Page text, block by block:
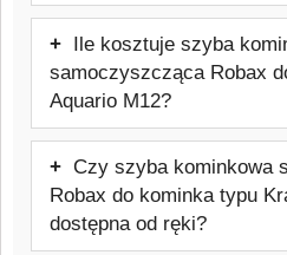
Szyba kominkowa
Robax do kominka typu
M12 ma rozmiar:
Ile kosztuje szyba
samoczyszcząca Robax
Aquario M12?
Cena: 399,02 zł brutto.
Czy szyba kominkowa
Robax do kominka typu
dostępna od ręki?